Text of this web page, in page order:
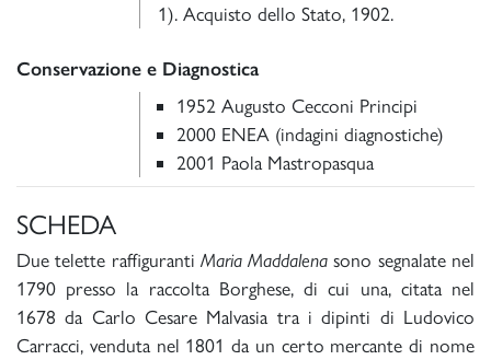
1). Acquisto dello Stato, 1902.
Conservazione e Diagnostica
1952 Augusto Cecconi Principi
2000 ENEA (indagini diagnostiche)
2001 Paola Mastropasqua
SCHEDA
Due telette raffiguranti Maria Maddalena sono segnalate nel
1790 presso la raccolta Borghese, di cui una, citata nel
1678 da Carlo Cesare Malvasia tra i dipinti di Ludovico
Carracci, venduta nel 1801 da un certo mercante di nome